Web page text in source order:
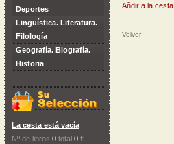
Deportes
Linguística. Literatura.
Filología
Geografía. Biografía.
Historia
La cesta está vacía
Nº de libros 0 total 0 €
Añdir a la cesta
Volver